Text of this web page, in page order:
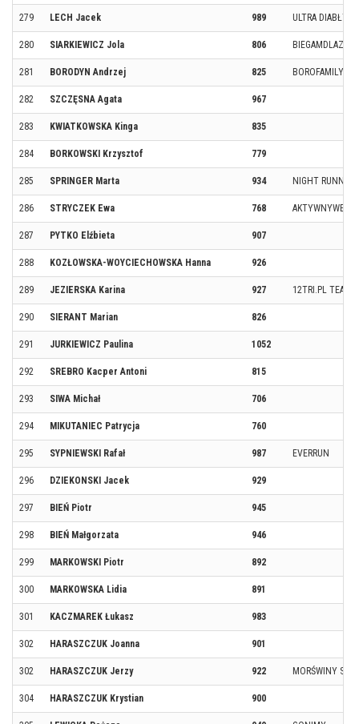
279 LECH Jacek 989 ULTRA DIABŁY
280 SIARKIEWICZ Jola 806
281 BORODYN Andrzej 825 BOROFAMILY
282 SZCZĘSNA Agata 967
283 KWIATKOWSKA Kinga 835
284 BORKOWSKI Krzysztof 779
285 SPRINGER Marta 934 NIGHT RUNNERS
286 STRYCZEK Ewa 768
287 PYTKO Elźbieta 907
288 KOZŁOWSKA-WOYCIECHOWSKA Hanna 926
289 JEZIERSKA Karina 927 12TRI.PL TEAM
290 SIERANT Marian 826
291 JURKIEWICZ Paulina 1052
292 SREBRO Kacper Antoni 815
293 SIWA Michał 706
294 MIKUTANIEC Patrycja 760
295 SYPNIEWSKI Rafał 987 EVERRUN
296 DZIEKONSKI Jacek 929
297 BIEŃ Piotr 945
298 BIEŃ Małgorzata 946
299 MARKOWSKI Piotr 892
300 MARKOWSKA Lidia 891
301 KACZMAREK Łukasz 983
302 HARASZCZUK Joanna 901
302 HARASZCZUK Jerzy 922 MORŚWINY
304 HARASZCZUK Krystian 900